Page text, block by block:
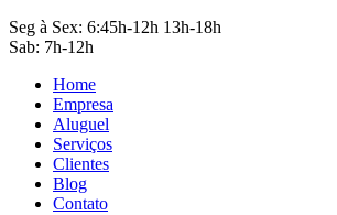
Seg à Sex: 6:45h-12h 13h-18h
Sab: 7h-12h
Home
Empresa
Aluguel
Serviços
Clientes
Blog
Contato